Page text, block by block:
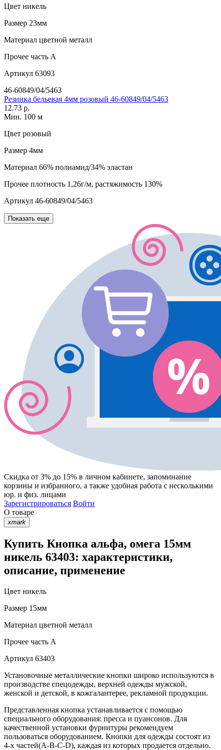
Цвет никель
Размер 23мм
Материал цветной металл
Прочее часть A
Артикул 63093
46-60849/04/5463
Резинка бельевая 4мм розовый 46-60849/04/5463
12.73 р.
Мин. 100 м
Цвет розовый
Размер 4мм
Материал 66% полиамид/34% эластан
Прочее плотность 1,26г/м, растяжимость 130%
Артикул 46-60849/04/5463
Показать еще
Скидка от 3% до 15% в личном кабинете, запоминание
корзины и избранного, а также удобная работа с несколькими
юр. и физ. лицами
Зарегистрироваться Войти
О товаре
xmark
Купить Кнопка альфа, омега 15мм
никель 63403: характеристики,
описание, применение
Цвет никель
Размер 15мм
Материал цветной металл
Прочее часть A
Артикул 63403
Установочные металлические кнопки широко используются в
производстве спецодежды, верхней одежды мужской,
женской и детской, в кожгалантерее, рекламной продукции.
Представленная кнопка устанавливается с помощью
специального оборудования: пресса и пуансонов. Для
качественной установки фурнитуры рекомендуем
пользоваться оборудованием. Кнопки для одежды состоят из
4-х частей(А-В-С-D), каждая из которых продается отдельно.